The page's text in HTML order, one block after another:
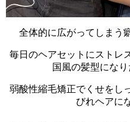
全体的に広がってしまう
毎日のヘアセットにストレ
国風の髪型になり
弱酸性縮毛矯正でくせをし
びれヘアに